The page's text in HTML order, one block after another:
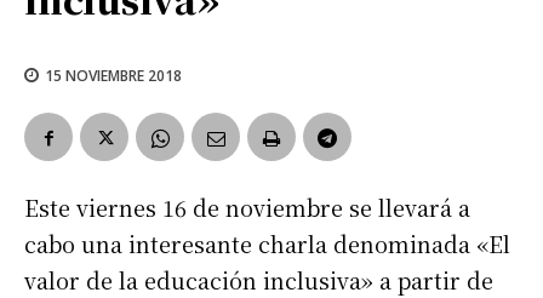
15 NOVIEMBRE 2018
Este viernes 16 de noviembre se llevará a
cabo una interesante charla denominada «El
valor de la educación inclusiva» a partir de